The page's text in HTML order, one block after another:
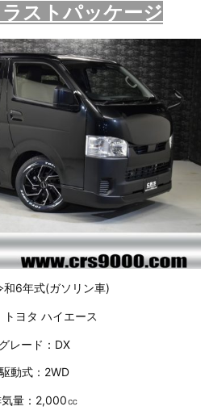
ストパッケージ
和6年式(ガソリン車)
トヨタ ハイエース
グレード：DX
駆動式：2WD
気量：2,000㏄